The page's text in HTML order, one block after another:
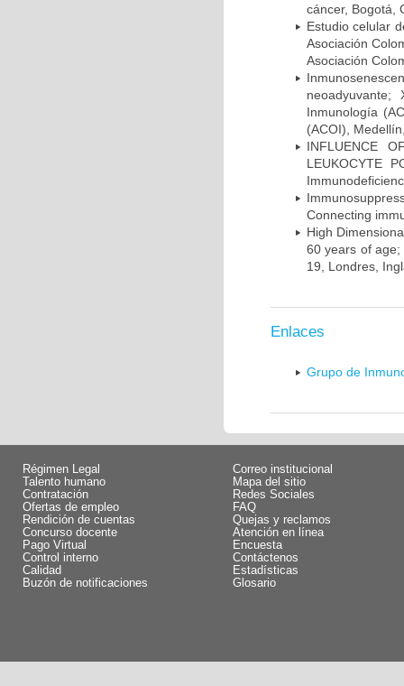
cáncer, Bogotá,
Estudio celular
Asociación
Asociación
Inmunología
(ACOI),
INFLUENCE
LEUKOCYTE
Connecting
High
60 years of age;
19, Londres,
Enlaces
Grupo de
Régimen Legal
Talento humano
Contratación
Ofertas de empleo
Rendición de cuentas
Concurso docente
Pago Virtual
Control interno
Calidad
Buzón de notificaciones
Correo institucional
Mapa del sitio
Redes Sociales
FAQ
Quejas y reclamos
Atención en línea
Encuesta
Contáctenos
Estadísticas
Glosario